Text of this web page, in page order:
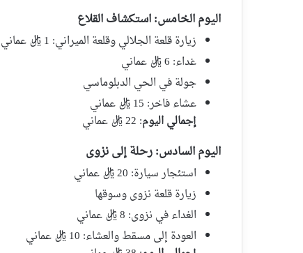
اليوم الخامس: استكشاف القلاع
زيارة قلعة الجلالي وقلعة الميراني: 1 ريال عماني
غداء: 6 ريال عماني
جولة في الحي الدبلوماسي
عشاء فاخر: 15 ريال عماني
إجمالي اليوم: 22 ريال عماني
اليوم السادس: رحلة إلى نزوى
استئجار سيارة: 20 ريال عماني
زيارة قلعة نزوى وسوقها
الغداء في نزوى: 8 ريال عماني
العودة إلى مسقط والعشاء: 10 ريال عماني